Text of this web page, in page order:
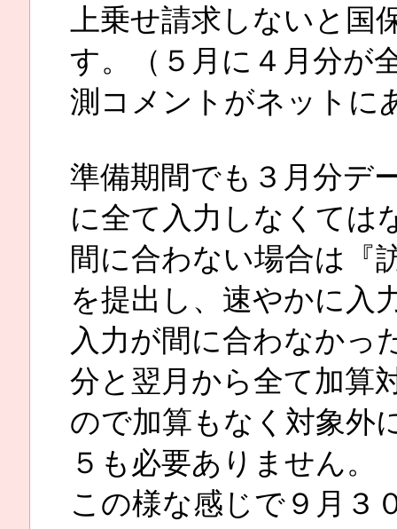
上乗せ請求しないと
す。（５月に４月分が
測コメントがネットに
準備期間でも３月分デ
に全て入力しなくては
間に合わない場合は『
を提出し、速やかに入
入力が間に合わなかっ
分と翌月から全て加算
ので加算もなく対象外
５も必要ありません。
この様な感じで９月３